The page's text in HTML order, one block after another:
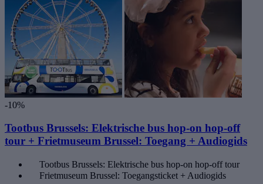
-10%
Tootbus Brussels: Elektrische bus hop-on hop-off
tour + Frietmuseum Brussel: Toegang + Audiogids
Tootbus Brussels: Elektrische bus hop-on hop-off tour
Frietmuseum Brussel: Toegangsticket + Audiogids